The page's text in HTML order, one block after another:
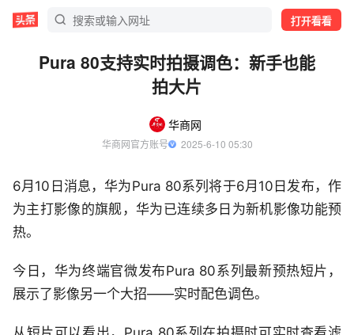
打开看看
Pura 80支持实时拍摄调色：新手也能
拍大片
华商网
华商网官方账号
  2025-6-10 05:30
6月10日消息，华为Pura 80系列将于6月10日发布，作
为主打影像的旗舰，华为已连续多日为新机影像功能预
热。
今日，华为终端官微发布Pura 80系列最新预热短片，
展示了影像另一个大招——实时配色调色。